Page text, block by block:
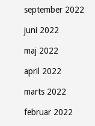
september 2022
juni 2022
maj 2022
april 2022
marts 2022
februar 2022